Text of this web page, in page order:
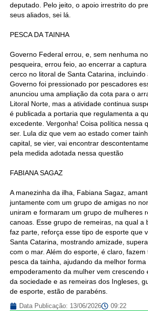
deputado. Pelo jeito, o apoio irrestrito do
seus aliados, sei lá.
PESCA DA TAINHA
Governo Federal errou, e, sem nenhuma
pesqueira, errou feio, ao encerrar a
cerco no litoral de Santa Catarina, incluindo
Governo foi pressionado por pescadores
anunciou uma ampliação da cota para o
Litoral Norte, mas a atividade continua
é publicada a portaria que regulamenta a
excedente. Vergonha! Coisa política nessa
ser. Lula diz que vem ao estado comer
capital, se vier, vai encontrar
pela medida adotada nessa questão
FABIANA SAGAZ
A manezinha da ilha, Fabiana Sagaz,
juntamente com um grupo de amigas no
uniram e formaram um grupo de mulheres
canoas. Esse grupo de remeiras, na qual a
faz parte, reforça esse tipo de esporte que
Santa Catarina, mostrando amizade,
com o mar. Além do esporte, é claro,
pesca da tainha, ajudando da melhor
empoderamento da mulher vem crescendo
da sociedade e as remeiras dos Ingleses,
de esporte, estão de parabéns.
Data Publicação: 13/06/2026 09:22